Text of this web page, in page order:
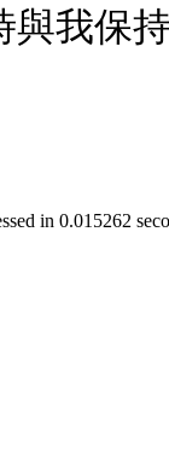
與我保
in 0.015262